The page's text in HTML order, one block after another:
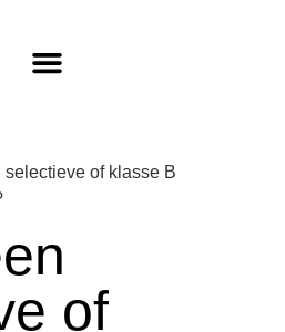
selectieve of klasse B
of